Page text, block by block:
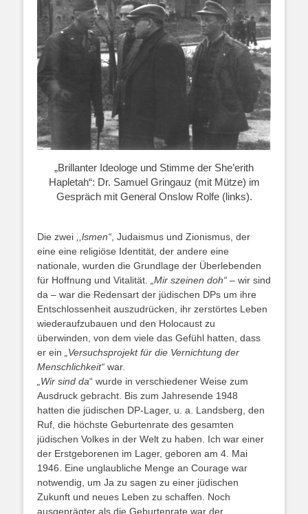
„Brillanter Ideologe und Stimme der She’erith
Hapletah“: Dr. Samuel Gringauz (mit Mütze) im
Gespräch mit General Onslow Rolfe (links).
Die zwei ,,lsmen“ , Judaismus und Zionismus, der
eine eine religiöse Identität, der andere eine
nationale, wurden die Grundlage der Überlebenden
für Hoffnung und Vitalität.
„Mir szeinen doh“ – wir sind
da – war die Redensart der jüdischen DPs um ihre
Entschlossenheit auszudrücken, ihr zerstörtes Leben
wiederaufzubauen und den Holocaust zu
überwinden, von dem viele das Gefühl hatten, dass
er ein
„Versuchsprojekt für die Vernichtung der
Menschlichkeit“ war.
„Wir sind da“ wurde in verschiedener Weise zum
Ausdruck gebracht. Bis zum Jahresende 1948
hatten die jüdischen DP-Lager, u. a. Landsberg, den
Ruf, die höchste Geburtenrate des gesamten
jüdischen Volkes in der Welt zu haben. Ich war einer
der Erstgeborenen im Lager, geboren am 4. Mai
1946. Eine unglaubliche Menge an Courage war
notwendig, um Ja zu sagen zu einer jüdischen
Zukunft und neues Leben zu schaffen. Noch
ausgeprägter als die Geburtenrate war der